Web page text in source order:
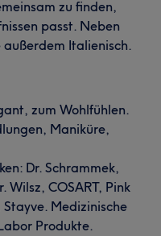
zu finden,
passt. Neben
außerdem Italienisch.
zum Wohlfühlen.
Maniküre,
Dr. Schrammek,
Wilsz, COSART, Pink
Medizinische
Produkte.